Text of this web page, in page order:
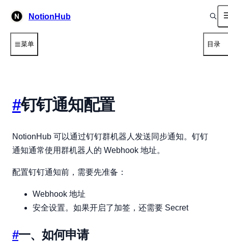
NotionHub
菜单 目录
#钉钉通知配置
NotionHub 可以通过钉钉群机器人发送同步通知。钉钉
通知通常使用群机器人的 Webhook 地址。
配置钉钉通知前，需要先准备：
Webhook 地址
安全设置。如果开启了加签，还需要 Secret
#一、如何申请